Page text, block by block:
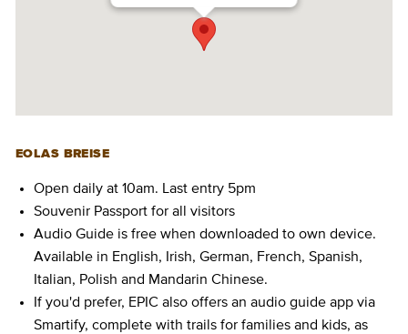
EOLAS BREISE
Open daily at 10am. Last entry 5pm
Souvenir Passport for all visitors
Audio Guide is free when downloaded to own device.
Available in English, Irish, German, French, Spanish,
Italian, Polish and Mandarin Chinese.
If you'd prefer, EPIC also offers an audio guide app via
Smartify, complete with trails for families and kids, as